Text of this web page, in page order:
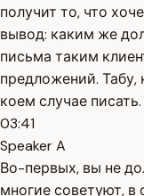
получит то, что
вывод: каким же
письма таким
предложений. Табу,
коем случае писать.
03:41
Speaker A
Во-первых, вы не
многие советуют, в